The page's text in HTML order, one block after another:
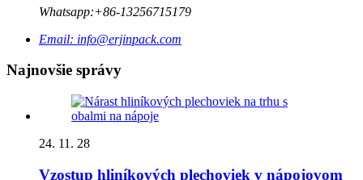
Whatsapp:+86-13256715179
Email: info@erjinpack.com
Najnovšie správy
24. 11. 28
Vzostup hliníkových plechoviek v nápojovom